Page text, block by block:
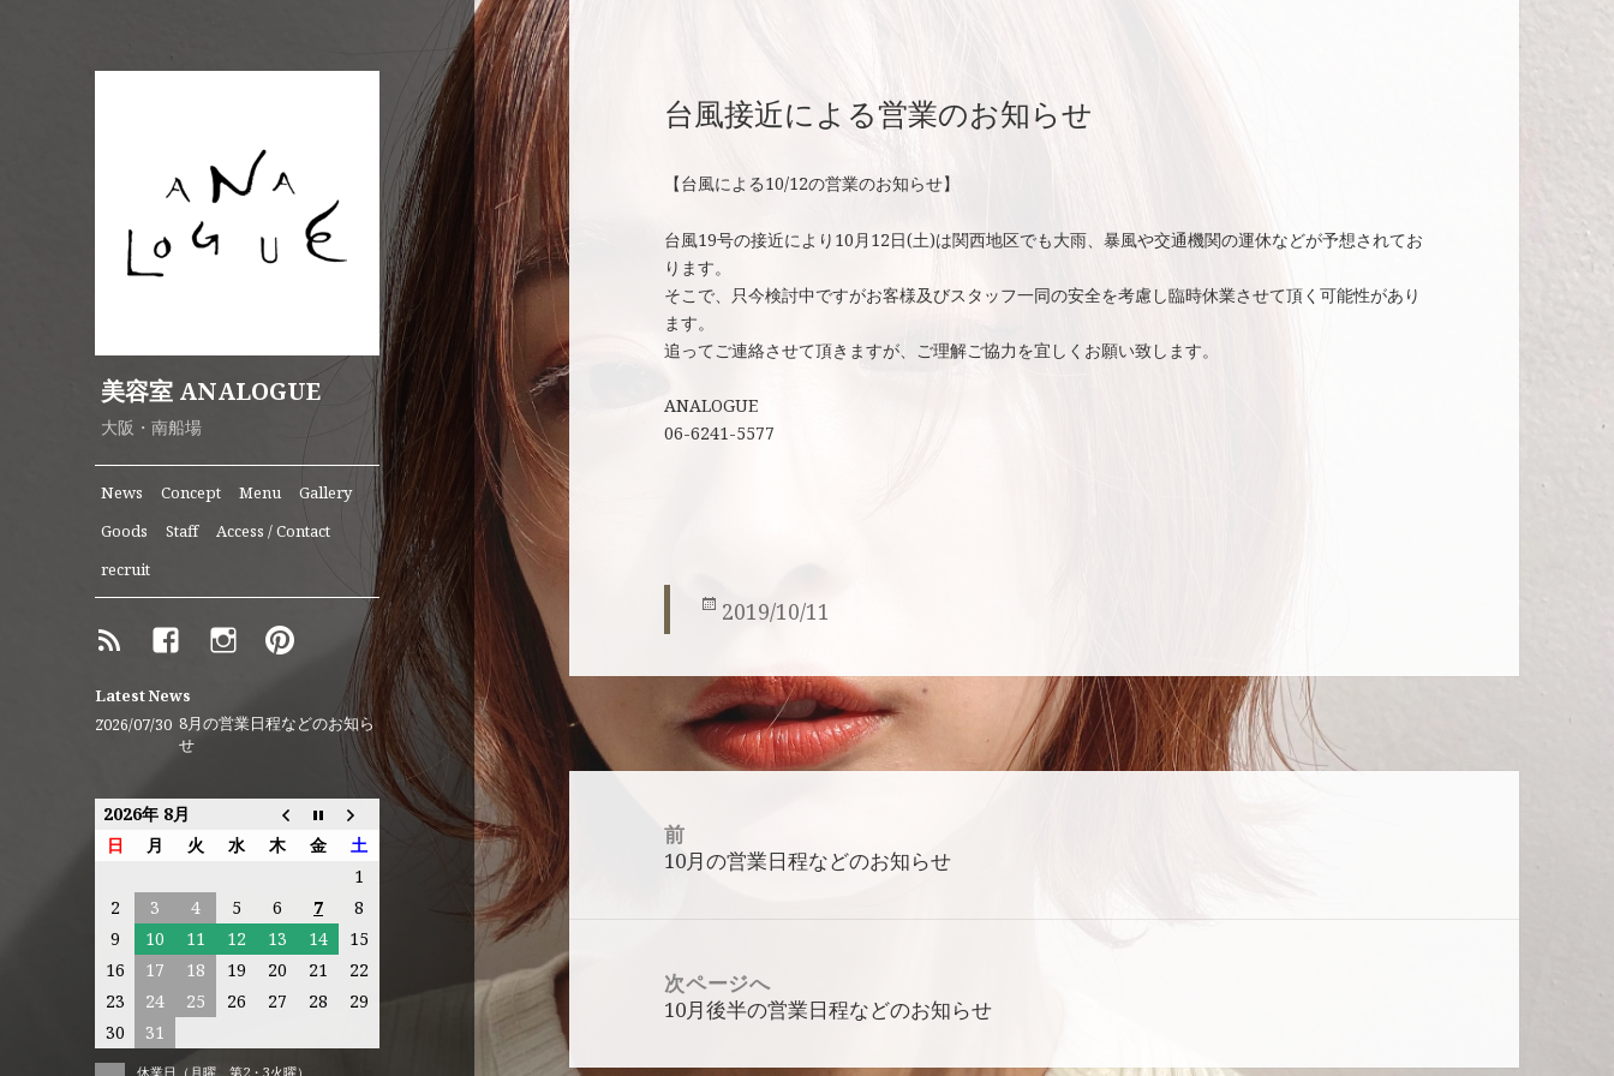
美容室 ANALOGUE
大阪・南船場
News Concept Menu
Gallery
Goods
Staff
Access / Contact
recruit
RSS FacebookinstagramPinterest
バ
グ
Latest News
8月の営業日程などのお知ら
せ
2026/07/30
2026年 8月
日
月 火 水 木 金
土
1
2
3 4 5 6 7
8
9
10 11 12 13 14
15
16
17 18 19 20 21
22
23
24 25 26 27 28
29
30
31
休業日（月曜、第2・3火曜）
台風接近による営業のお知らせ
【台風による10/12の営業のお知らせ】
台風19号の接近により10月12日(土)は関西地区でも大雨、暴風や交通機関の運休などが予想されてお
ります。
そこで、只今検討中ですがお客様及びスタッフ一同の安全を考慮し臨時休業させて頂く可能性があり
ます。
追ってご連絡させて頂きますが、ご理解ご協力を宜しくお願い致します。
ANALOGUE
06-6241-5577
投
日:
2019/10/11
ゲ
前
前
投
10月の営業日程などのお知らせ
次ページへ
次
投
10月後半の営業日程などのお知らせ